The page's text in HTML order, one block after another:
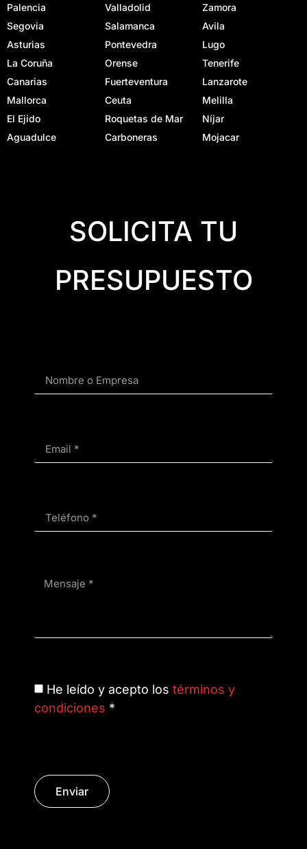
Palencia
Valladolid
Zamora
Segovia
Salamanca
Avila
Asturias
Pontevedra
Lugo
La Coruña
Orense
Tenerife
Canarias
Fuerteventura
Lanzarote
Mallorca
Ceuta
Melilla
El Ejido
Roquetas de Mar
Níjar
Aguadulce
Carboneras Mojacar
SOLICITA TU
PRESUPUESTO
He leído y acepto los términos y
condiciones *
Enviar